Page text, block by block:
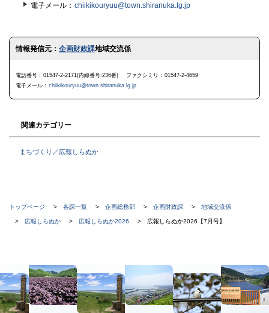
電子メール chiikikouryuu@town.shiranuka.lg.jp
ト
る
情報発信元： 企画財政課地域交流係
電話番号 01547-2-2171(内線番号:236番) ファクシミリ
01547-2-4659
電子メール
chiikikouryuu@town.shiranuka.lg.jp
関連カテゴリー
まちづくり／広報しらぬか
現
在
の
階
層
トップページ 各課一覧 企画総務部 企画財政課 地域交流係
広報しらぬか 広報しらぬか2026 広報しらぬか2026【7月号】
文
へ
メ